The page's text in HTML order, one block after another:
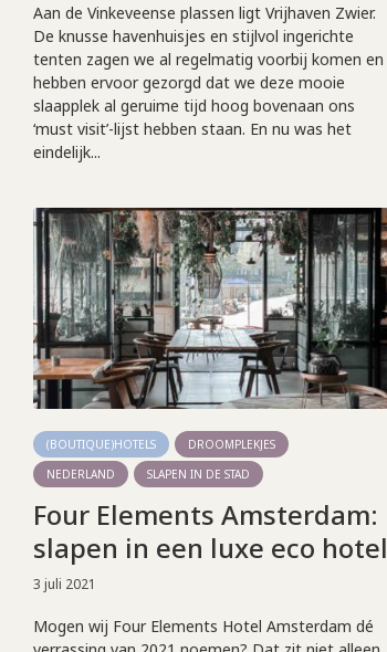
Aan de Vinkeveense plassen ligt Vrijhaven Zwier.
De knusse havenhuisjes en stijlvol ingerichte
tenten zagen we al regelmatig voorbij komen en
hebben ervoor gezorgd dat we deze mooie
slaapplek al geruime tijd hoog bovenaan ons
‘must visit’-lijst hebben staan. En nu was het
eindelijk...
(BOUTIQUE)HOTELS
DROOMPLEKJES
NEDERLAND
SLAPEN IN DE STAD
Four Elements Amsterdam:
slapen in een luxe eco hotel
3 juli 2021
Mogen wij Four Elements Hotel Amsterdam dé